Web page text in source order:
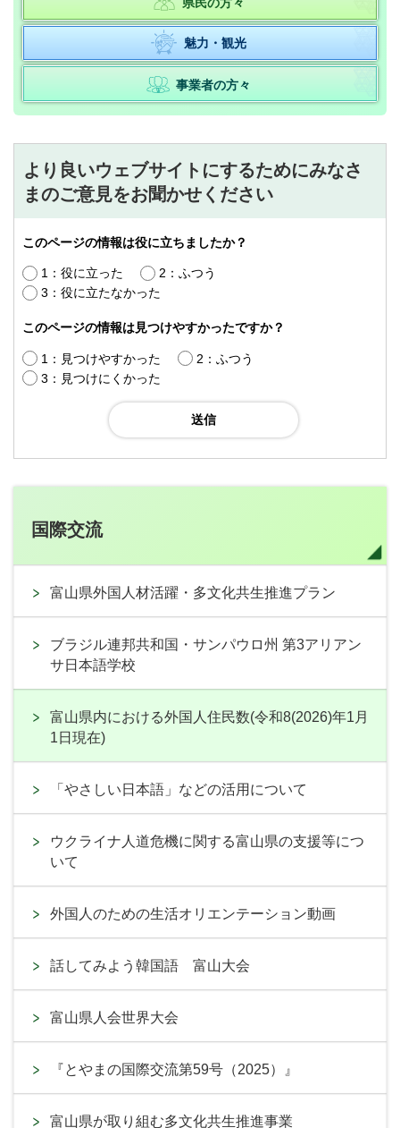
県民の方々
魅力・観光
事業者の方々
より良いウェブサイトにするためにみなさ
まのご意見をお聞かせください
このページの情報は役に立ちましたか？
1：役に立った
2：ふつう
3：役に立たなかった
このページの情報は見つけやすかったですか？
1：見つけやすかった
2：ふつう
3：見つけにくかった
国際交流
富山県外国人材活躍・多文化共生推進プラン
ブラジル連邦共和国・サンパウロ州 第3アリアン
サ日本語学校
富山県内における外国人住民数(令和8(2026)年1月
1日現在)
「やさしい日本語」などの活用について
ウクライナ人道危機に関する富山県の支援等につ
いて
外国人のための生活オリエンテーション動画
話してみよう韓国語 富山大会
富山県人会世界大会
『とやまの国際交流第59号（2025）』
富山県が取り組む多文化共生推進事業